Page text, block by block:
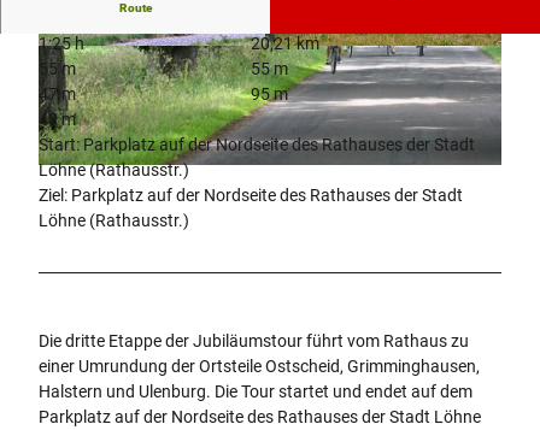
© Frank-Michael Kiel-Steinkamp, Biologische Station Ravensberg im Kreis Herford e.V. |
© ADFC Ortsgruppe Löhne, Biologische Statio
n Ravensberg im Kreis Herford e.V. |
CC-BY-SA
© ADFC Ortsgruppe Löhne, Biologische Statio
n Ravensberg im Keis Herford e.V. |CC-BY-SA
Route
1:25 h
20,21 km
55 m
55 m
47 m
95 m
48 m
Start: Parkplatz auf der Nordseite des Rathauses der Stadt
Löhne (Rathausstr.)
Ziel: Parkplatz auf der Nordseite des Rathauses der Stadt
Löhne (Rathausstr.)
Die dritte Etappe der Jubiläumstour führt vom Rathaus zu
einer Umrundung der Ortsteile Ostscheid, Grimminghausen,
Halstern und Ulenburg. Die Tour startet und endet auf dem
Parkplatz auf der Nordseite des Rathauses der Stadt Löhne